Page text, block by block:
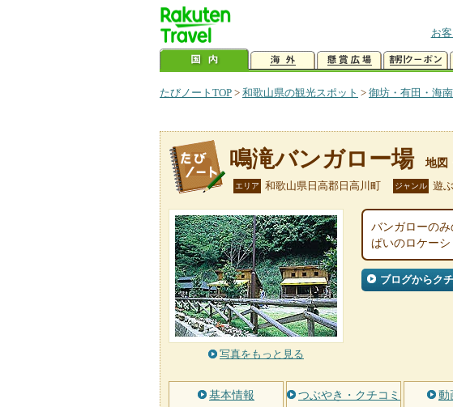
お
たびノートTOP > 和歌山県の観光スポット > 御坊・有田・海
鳴滝バンガロー場 地図
エリア 和歌山県日高郡日高川町 ジャンル 遊
写真をもっと見る
バンガローの
ぱいのロケーシ
ブログからク
基本情報 つぶやき・クチコミ 動